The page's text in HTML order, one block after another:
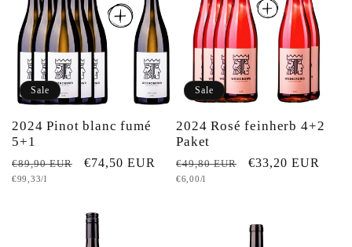
Sale
2024 Pinot blanc fumé
5+1
Normaler
Preis
€89,90 EUR Verkaufspreis
€74,50 EUR
Grundpreis
€99,33/l
Sale
2024 Rosé feinherb 4+2
Paket
Normaler
Preis
€49,80 EUR Verkaufspreis
€33,20 EUR
Grundpreis
€6,00/l